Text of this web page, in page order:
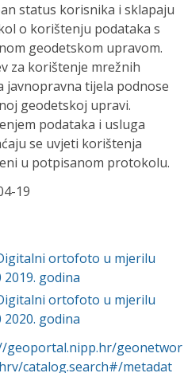
status korisnika i sklapaju
o korištenju podataka s
geodetskom upravom.
za korištenje mrežnih
javnopravna tijela podnose
geodetskoj upravi.
podataka i usluga
se uvjeti korištenja
u potpisanom protokolu.
19
ortofoto u mjerilu
2019. godina
ortofoto u mjerilu
2020. godina
geoportal.nipp.hr/geonetwor
catalog.search#/metadat